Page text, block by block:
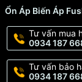
130V~250V /
Máy ổn áp 1 Pha
điện áp yếu, chập
cuối đường dây,
Ổn Áp Biến Áp
Tư vấn mua
0934 187
Tư vấn bảo
0934 187